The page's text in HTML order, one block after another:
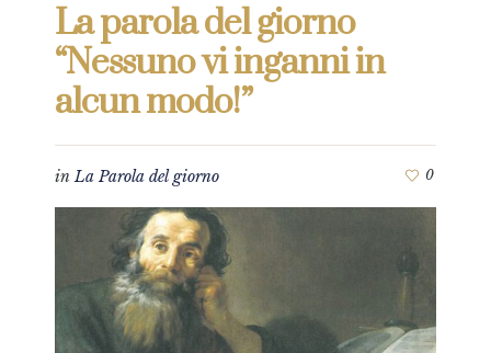
La parola del giorno
“Nessuno vi inganni in
alcun modo!”
inLa Parola del giorno 0